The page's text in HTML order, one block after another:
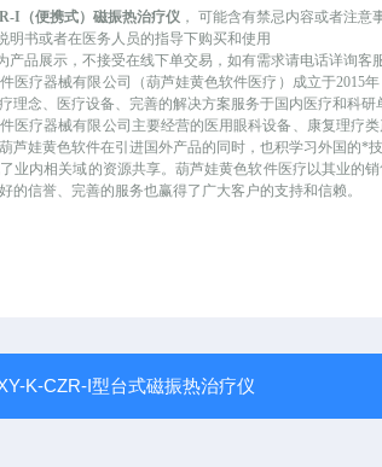
I（便携式）磁振热治疗仪 ， 可能含有禁忌内容或者注意
明书或者在医务人员的指导下购买和使用
品展示，不接受在线下单交易，如有需求请电话详询客服人
医疗器械有限公司（葫芦娃黄色软件医疗）成立于2015
理念、医疗设备、完善的解决方案服务于国内医疗和科研单
疗器械有限公司主要经营的医用眼科设备、康复理疗类
芦娃黄色软件在引进国外产品的同时，也积学习外国的
了业内相关域的资源共享。葫芦娃黄色软件医疗以其业
的信誉、完善的服务也赢得了广大客户的支持和信赖。
K-CZR-I型台式磁振热治疗仪